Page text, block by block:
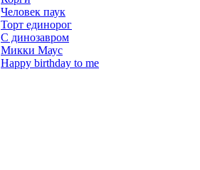
Человек паук
Торт единорог
С динозавром
Микки Маус
Happy birthday to me